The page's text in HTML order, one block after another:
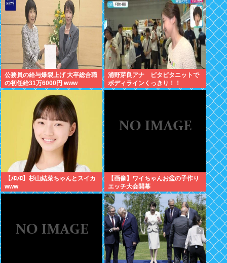
公務員の給与爆裂上げ 大卒総合職
の初任給31万6000円 www
浦野芽良アナ ピタピタニットで
ボディラインくっきり！！
【ﾒﾛﾒﾛ】杉山結菜ちゃんとスイカ
www
【画像】ワイちゃんお盆の子作り
エッチ大会開幕